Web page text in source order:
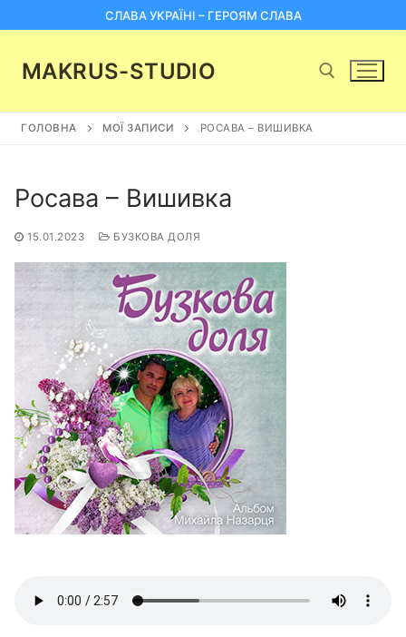
до
СЛАВА УКРАЇНІ – ГЕРОЯМ СЛАВА
MAKRUS-STUDIO
ГОЛОВНА МОЇ ЗАПИСИ РОСАВА – ВИШИВКА
Росава – Вишивка
15.01.2023 БУЗКОВА ДОЛЯ